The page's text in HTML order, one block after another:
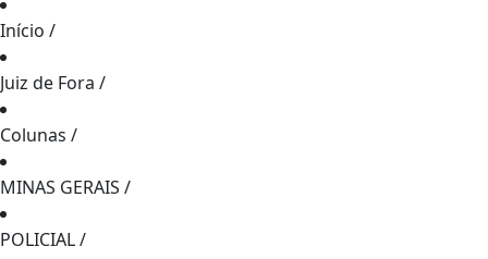
Início /
Juiz de Fora /
Colunas /
MINAS GERAIS /
POLICIAL/